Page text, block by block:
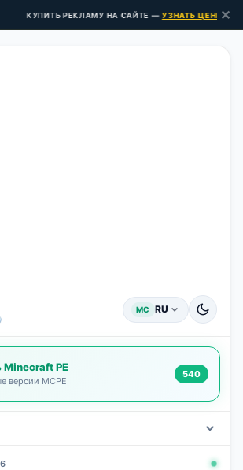
КУПИТЬ РЕКЛАМУ НА САЙТЕ —УЗНАТЬ ЦЕНЫ ЗДЕСЬ
✕
MC RU
Minecraft PE
версии MCPE
540